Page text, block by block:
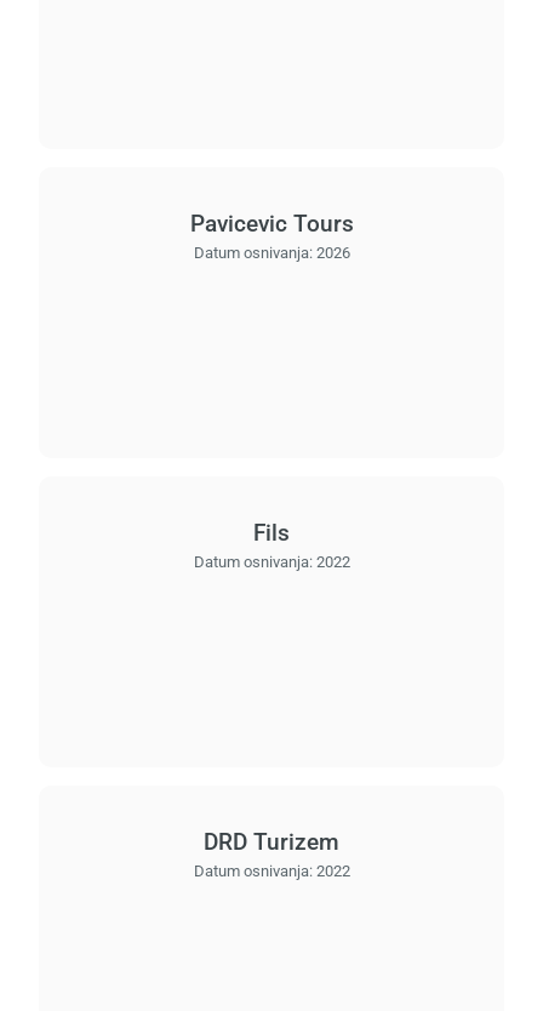
Pavicevic Tours
Datum osnivanja: 2026
Fils
Datum osnivanja: 2022
DRD Turizem
Datum osnivanja: 2022